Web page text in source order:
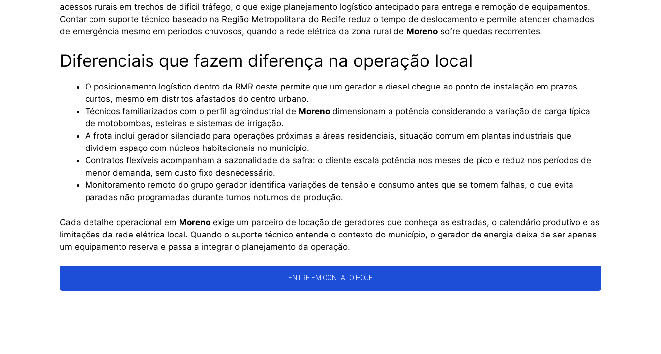
acessos rurais em trechos de difícil tráfego, o que exige planejamento logístico antecipado para entrega e remoção de equipamentos.
Contar com suporte técnico baseado na Região Metropolitana do Recife reduz o tempo de deslocamento e permite atender chamados
de emergência mesmo em períodos chuvosos, quando a rede elétrica da zona rural de Moreno sofre quedas recorrentes.
Diferenciais que fazem diferença na operação local
O posicionamento logístico dentro da RMR oeste permite que um gerador a diesel chegue ao ponto de instalação em prazos
curtos, mesmo em distritos afastados do centro urbano.
Técnicos familiarizados com o perfil agroindustrial de Moreno dimensionam a potência considerando a variação de carga típica
de motobombas, esteiras e sistemas de irrigação.
A frota inclui gerador silenciado para operações próximas a áreas residenciais, situação comum em plantas industriais que
dividem espaço com núcleos habitacionais no município.
Contratos flexíveis acompanham a sazonalidade da safra: o cliente escala potência nos meses de pico e reduz nos períodos de
menor demanda, sem custo fixo desnecessário.
Monitoramento remoto do grupo gerador identifica variações de tensão e consumo antes que se tornem falhas, o que evita
paradas não programadas durante turnos noturnos de produção.
Cada detalhe operacional em Moreno exige um parceiro de locação de geradores que conheça as estradas, o calendário produtivo e as
limitações da rede elétrica local. Quando o suporte técnico entende o contexto do município, o gerador de energia deixa de ser apenas
um equipamento reserva e passa a integrar o planejamento da operação.
ENTRE EM CONTATO HOJE